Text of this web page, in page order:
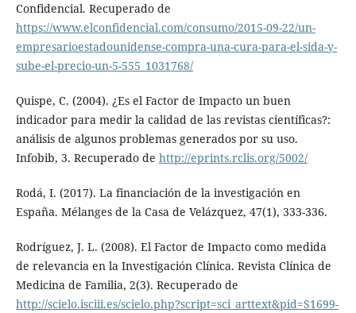
Confidencial. Recuperado de
https://www.elconfidencial.com/consumo/2015-09-22/un-
empresarioestadounidense-compra-una-cura-para-el-sida-y-
sube-el-precio-un-5-555_1031768/
Quispe, C. (2004). ¿Es el Factor de Impacto un buen
indicador para medir la calidad de las revistas científicas?:
análisis de algunos problemas generados por su uso.
Infobib, 3. Recuperado de http://eprints.rclis.org/5002/
Rodá, I. (2017). La financiación de la investigación en
España. Mélanges de la Casa de Velázquez, 47(1), 333-336.
Rodríguez, J. L. (2008). El Factor de Impacto como medida
de relevancia en la Investigación Clínica. Revista Clínica de
Medicina de Familia, 2(3). Recuperado de
http://scielo.isciii.es/scielo.php?script=sci_arttext&pid=S1699-